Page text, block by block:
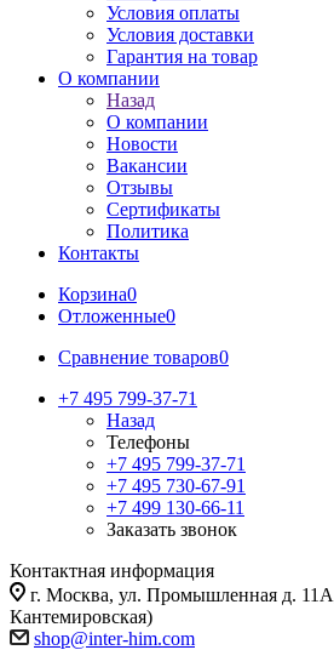
Условия оплаты
Условия доставки
Гарантия на товар
О компании
Назад
О компании
Новости
Вакансии
Отзывы
Сертификаты
Политика
Контакты
Корзина0
Отложенные0
Сравнение товаров0
+7 495 799-37-71
Назад
Телефоны
+7 495 799-37-71
+7 495 730-67-91
+7 499 130-66-11
Заказать звонок
Контактная информация
г. Москва, ул. Промышленная д.
Кантемировская)
shop@inter-him.com